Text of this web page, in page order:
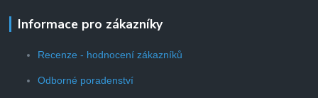
Informace pro zákazníky
Recenze - hodnocení zákazníků
Odborné poradenství